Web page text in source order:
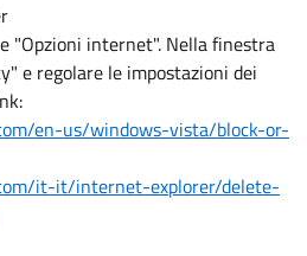
"Opzioni internet". Nella finestra
e regolare le impostazioni dei
en-us/windows-vista/block-or-
it-it/internet-explorer/delete-